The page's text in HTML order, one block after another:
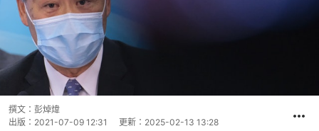
撰文： 彭焯煒
出版： 2021-07-09 12:31 更新： 2025-02-13 13:28